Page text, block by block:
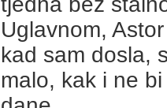
Uglavnom,
kad sam dosla,
malo, kak i ne